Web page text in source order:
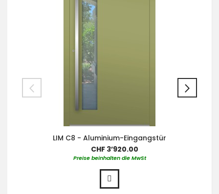
LIM C8 - Aluminium-Eingangstür
CHF 3’920.00
Preise beinhalten die MwSt